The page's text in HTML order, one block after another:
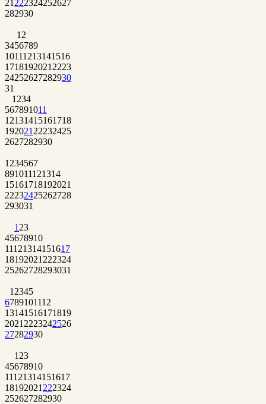
21 222324252627
282930
1 2
3456789
10111213141516
1718192021 2223
24252627282930
31
1 234
567891011
12131415161718
192021 22232425
2627282930
1 234567
891011121314
15161718192021
22232425262728
293031
1 23
45678910
11121314151617
18192021 222324
25262728293031
1 2345
6789101112
13141516171819
2021 2223242526
27282930
1 23
45678910
11121314151617
18192021 222324
252627282930